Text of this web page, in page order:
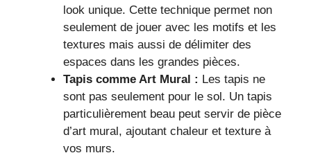
look unique. Cette technique permet non
seulement de jouer avec les motifs et les
textures mais aussi de délimiter des
espaces dans les grandes pièces.
Tapis comme Art Mural : Les tapis ne
sont pas seulement pour le sol. Un tapis
particulièrement beau peut servir de pièce
d’art mural, ajoutant chaleur et texture à
vos murs.